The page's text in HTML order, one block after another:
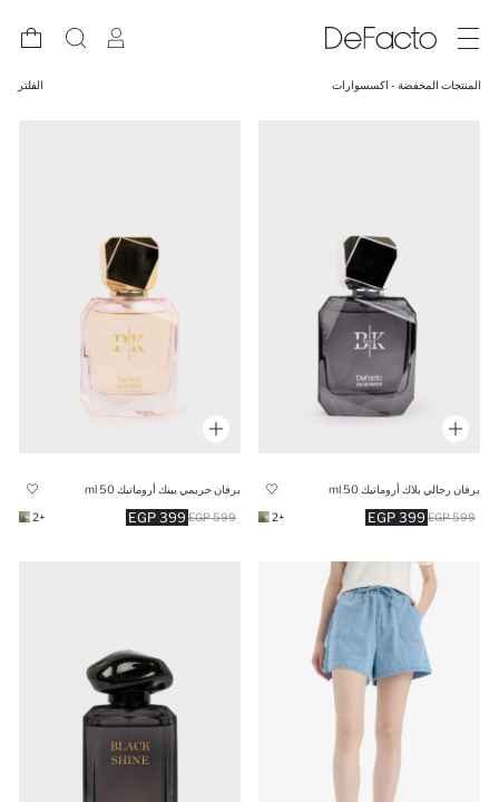
المنتجات المخفضة - اكسسوارات الفلتر
برفان رجالي بلاك أروماتيك 50 ml
399 EGP 599 EGP
+2
برفان حريمي بينك أروماتيك 50 ml
399 EGP 599 EGP
+2